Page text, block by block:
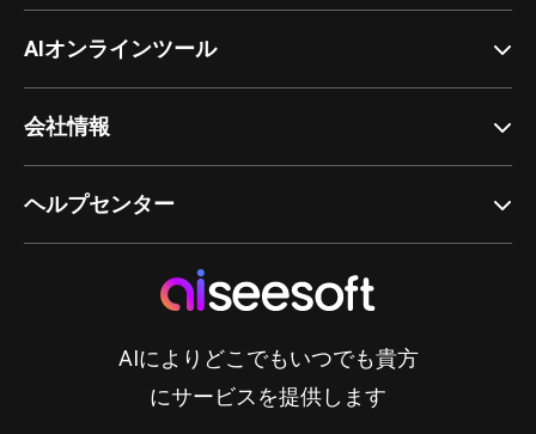
AIによりどこでもいつでも貴方
にサービスを提供します
AIオンラインツール
会社情報
ヘルプセンター